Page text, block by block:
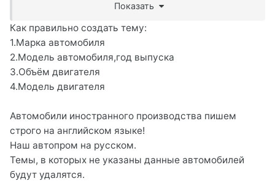
Показать
Как правильно создать тему:
1.Марка автомобиля
2.Модель автомобиля,год выпуска
3.Объём двигателя
4.Модель двигателя
Автомобили иностранного производства пишем
строго на английском языке!
Наш автопром на русском.
Темы, в которых не указаны данные автомобилей
будут удалятся.